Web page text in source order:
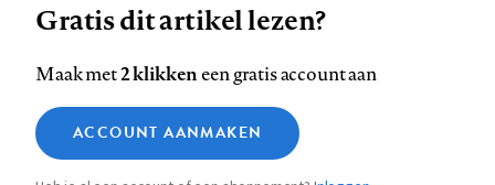
op
Facebook
op
LinkedIn
op
Bluesky
ons
op
InstagramYouTube
Footer
Contact Colofon Disclaimer Privacy
Medische vragen verdienen
betrouwbare antwoorden
Zie onze cookie policy
Analytische cookies
Gratis dit artikel lezen?
Maak met2 klikkeneen gratis account aan
ACCOUNT AANMAKEN